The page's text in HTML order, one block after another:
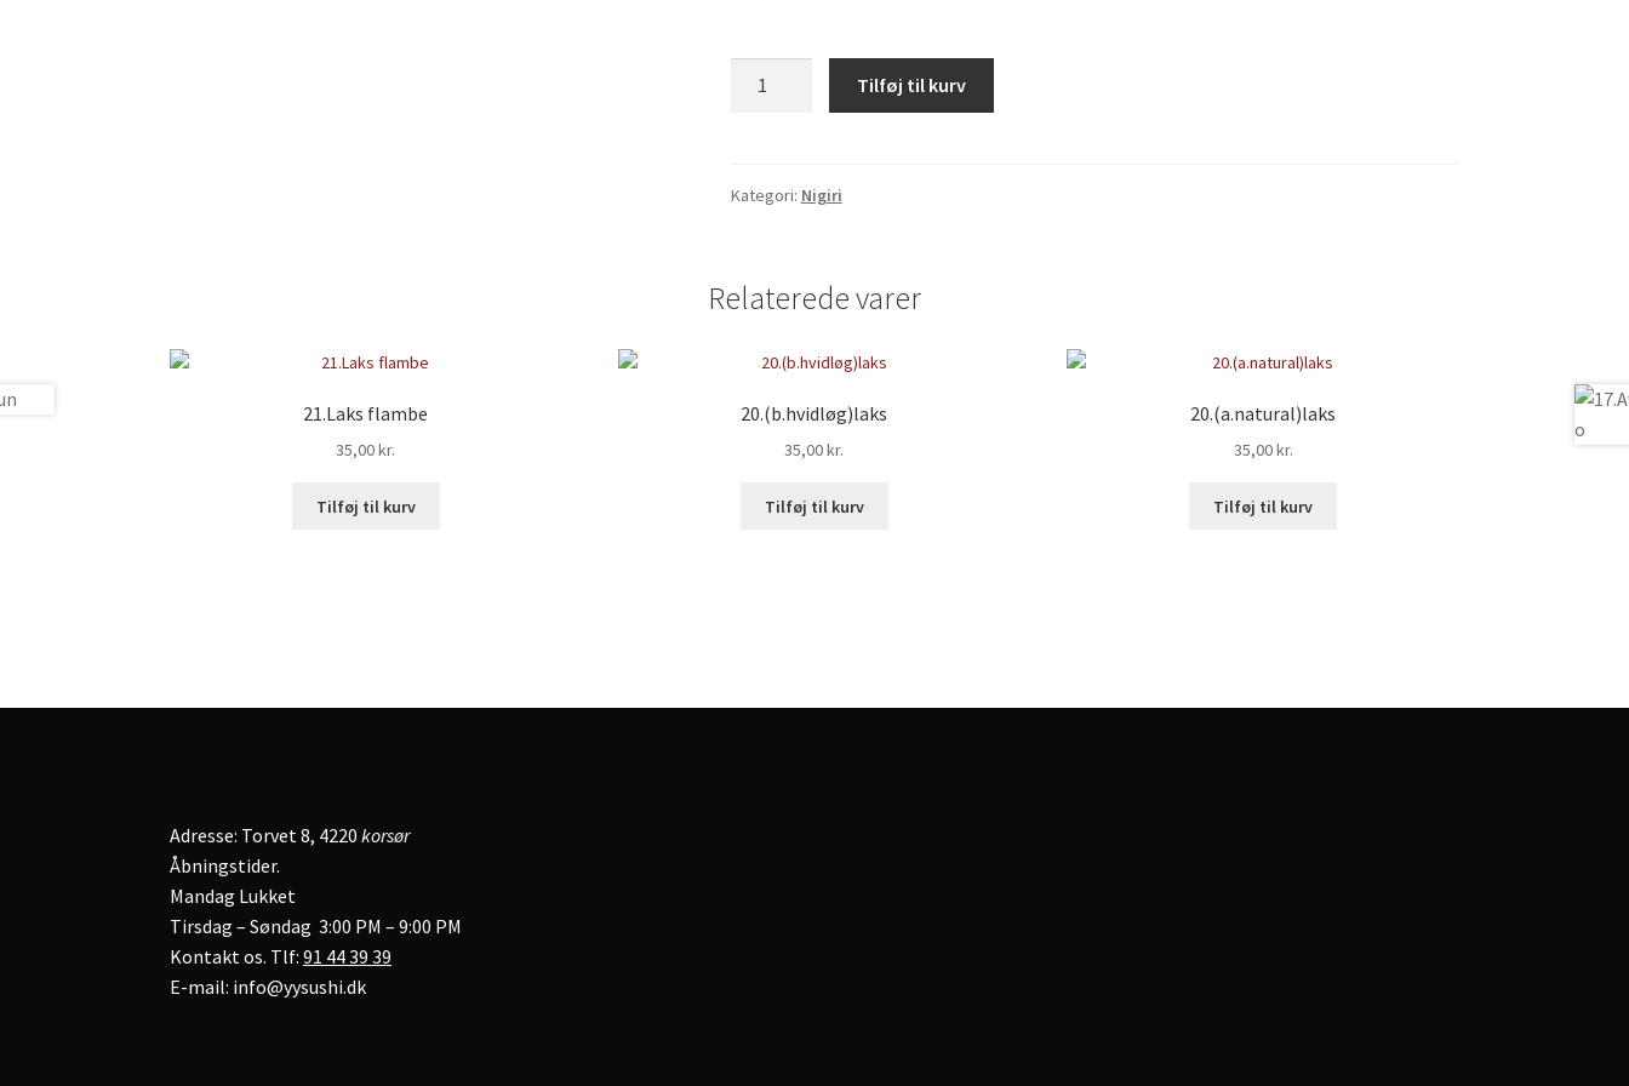
Tilføj til kurv
Kategori: Nigiri
Relaterede varer
21.Laks flambe
35,00kr.
Tilføj til kurv
20.(b.hvidløg)laks
35,00kr.
Tilføj til kurv
20.(a.natural)laks
35,00kr.
Tilføj til kurv
Adresse: Torvet 8, 4220korsør
Åbningstider.
Mandag Lukket
Tirsdag – Søndag 3:00 PM – 9:00 PM
Kontakt os. Tlf:91 44 39 39
E-mail: info@yysushi.dk